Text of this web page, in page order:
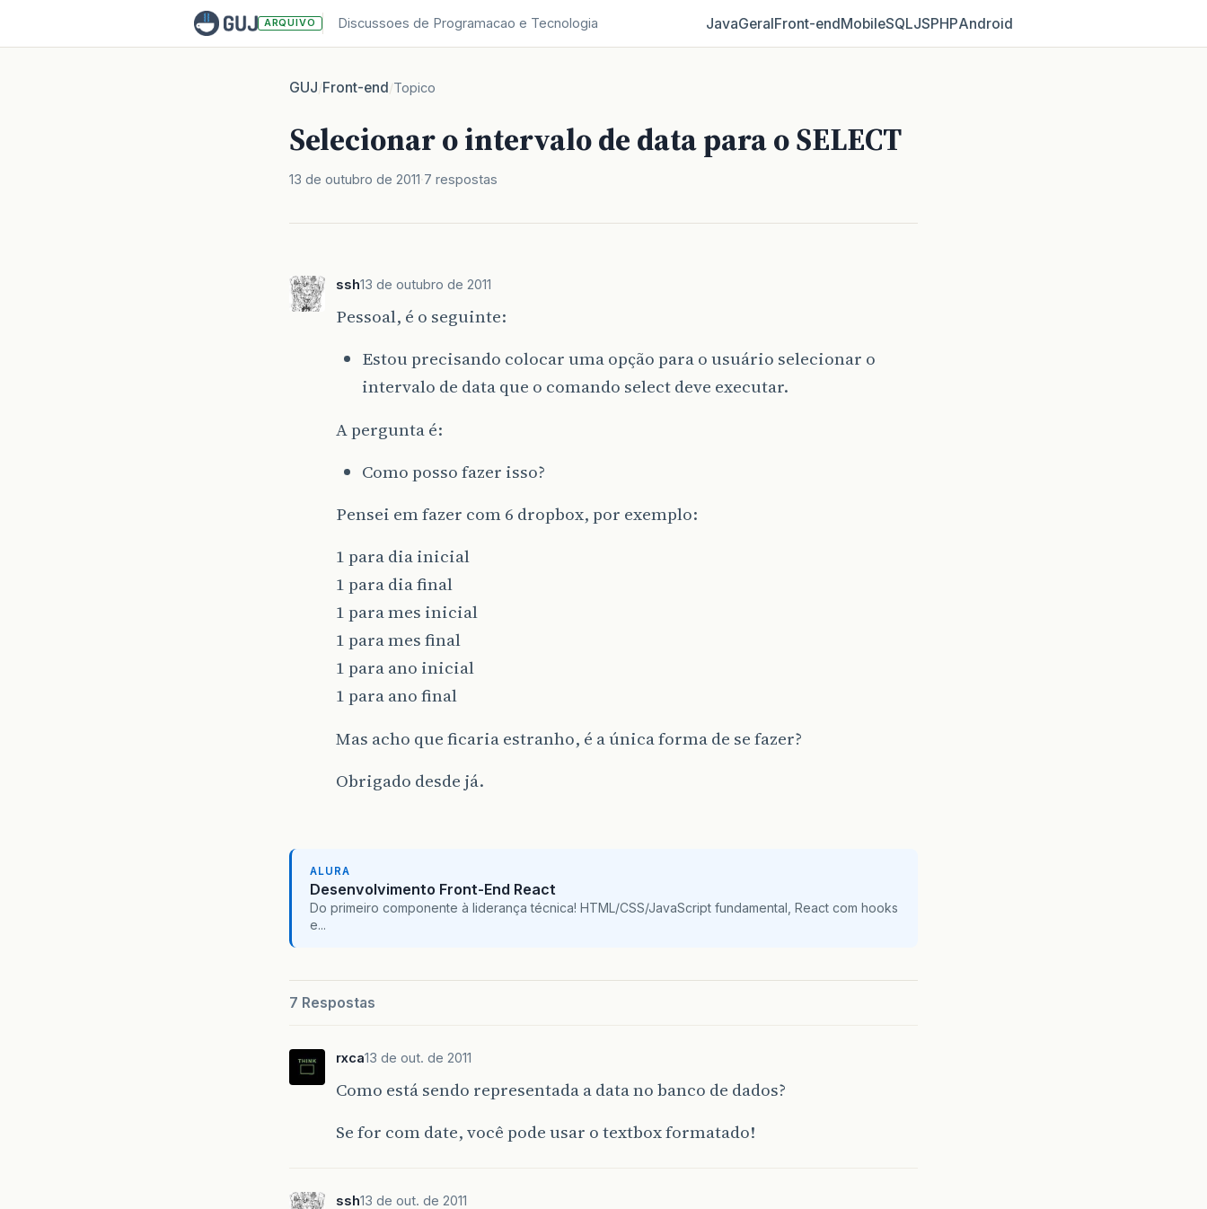
ARQUIVO Discussoes de Programacao e Tecnologia JavaGeralFront‑endMobileSQLJSPHPAndroid
GUJ/Front-end/Topico
Selecionar o intervalo de data para o SELECT
13 de outubro de 2011 7 respostas
ssh13 de outubro de 2011
Pessoal, é o seguinte:
Estou precisando colocar uma opção para o usuário selecionar o
intervalo de data que o comando select deve executar.
A pergunta é:
Como posso fazer isso?
Pensei em fazer com 6 dropbox, por exemplo:
1 para dia inicial
1 para dia final
1 para mes inicial
1 para mes final
1 para ano inicial
1 para ano final
Mas acho que ficaria estranho, é a única forma de se fazer?
Obrigado desde já.
ALURA
Desenvolvimento Front-End React
Do primeiro componente à liderança técnica! HTML/CSS/JavaScript fundamental, React com hooks
e...
7 Respostas
rxca13 de out. de 2011
Como está sendo representada a data no banco de dados?
Se for com date, você pode usar o textbox formatado!
ssh13 de out. de 2011